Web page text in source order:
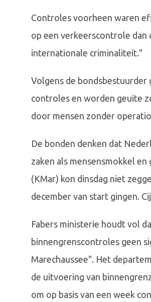
Controles voorheen waren
op een verkeerscontrole dan
internationale criminaliteit."
Volgens de
controles en worden geuite
door mensen zonder
De bonden denken dat
zaken als mensensmokkel
(KMar) kon dinsdag niet
december van start gingen.
Fabers ministerie houdt vol
binnengrenscontroles geen
Marechaussee". Het
de uitvoering van
om op basis van een week